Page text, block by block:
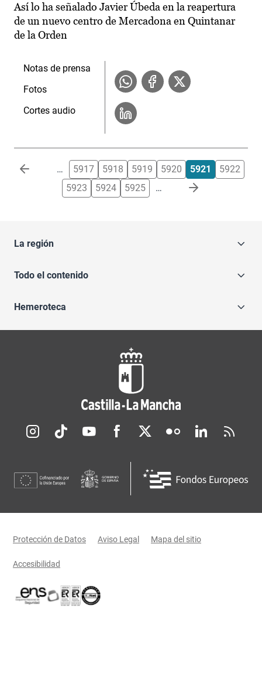
Así lo ha señalado Javier Úbeda en la reapertura
de un nuevo centro de Mercadona en Quintanar
de la Orden
Notas de prensa
Fotos
Cortes audio
Paginación … 5917 5918 5919 5920 5921
5922
5923
5924 5925 …
La región
Todo el contenido
Hemeroteca
Redes sociales JCCM
Menú legal
Protección de Datos Aviso Legal Mapa del sitio
Accesibilidad